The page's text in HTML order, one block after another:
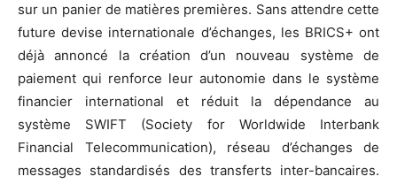
sur un panier de matières premières. Sans attendre cette
future devise internationale d’échanges, les BRICS+ ont
déjà annoncé la création d’un nouveau système de
paiement qui renforce leur autonomie dans le système
financier international et réduit la dépendance au
système SWIFT (Society for Worldwide Interbank
Financial Telecommunication), réseau d’échanges de
messages standardisés des transferts inter-bancaires.